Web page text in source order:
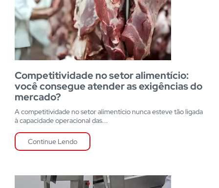
Competitividade no setor alimentício:
você consegue atender as exigências do
mercado?
A competitividade no setor alimentício nunca esteve tão ligada
à capacidade operacional das...
Continue Lendo